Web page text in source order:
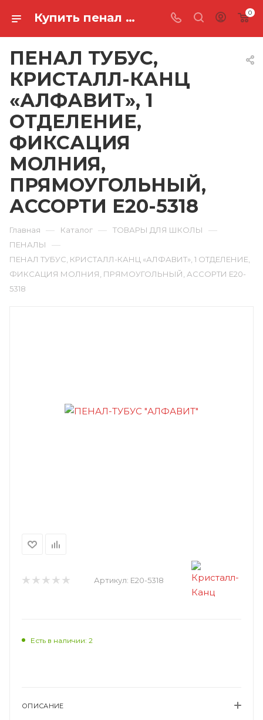
Купить пенал тубус, кристалл-канц «алфавит», 1 отделение, фиксация молния, прямоугольный, ассорти E20-5318 в Ростове-на-Дону 0
ПЕНАЛ ТУБУС,
КРИСТАЛЛ-КАНЦ
«АЛФАВИТ», 1
ОТДЕЛЕНИЕ,
ФИКСАЦИЯ
МОЛНИЯ,
ПРЯМОУГОЛЬНЫЙ,
АССОРТИ E20-5318
Главная — Каталог — ТОВАРЫ ДЛЯ ШКОЛЫ —
ПЕНАЛЫ —
ПЕНАЛ ТУБУС, КРИСТАЛЛ-КАНЦ «АЛФАВИТ», 1 ОТДЕЛЕНИЕ,
ФИКСАЦИЯ МОЛНИЯ, ПРЯМОУГОЛЬНЫЙ, АССОРТИ E20-
5318
Артикул: E20-5318
Есть в наличии: 2
ОПИСАНИЕ